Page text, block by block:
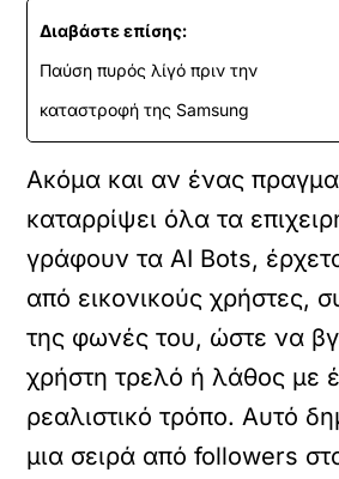
Διαβάστε επίσης:
Παύση πυρός λίγό πριν την
καταστροφή της Samsung
Ακόμα και αν ένας
καταρρίψει όλα τα
γράφουν τα AI Bots,
από εικονικούς χρήστες,
της φωνές του, ώστε να
χρήστη τρελό ή λάθος με
ρεαλιστικό τρόπο. Αυτό
μια σειρά από followers